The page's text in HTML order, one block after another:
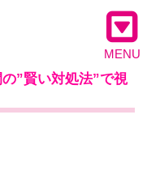
MENU
”賢い対処法”で視